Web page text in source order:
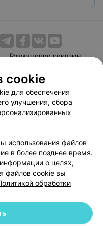
Размещение рекламы
Способы оплаты
103.by
cookie
данных
| 220012, Республика Беларусь,
cookie
для обеспечения
улучшения, сбора
использования файлов
в более позднее время.
о целях,
файлов cookie вы
обработки